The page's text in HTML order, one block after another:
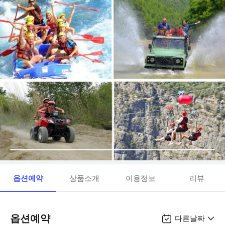
옵션예약 상품소개 이용정보 리뷰
옵션예약 다른날짜